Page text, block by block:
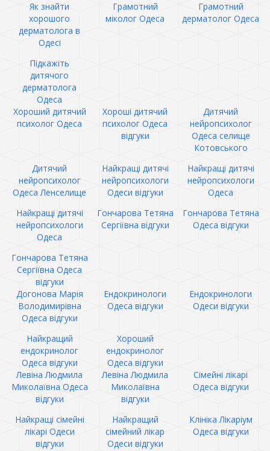
Як знайти
хорошого
дерматолога в
Одесі
Грамотний
міколог Одеса
Грамотний
дерматолог Одеса
Підкажіть
дитячого
дерматолога
Одеса
Хороший дитячий
психолог Одеса
Хороші дитячий
психолог Одеса
відгуки
Дитячий
нейропсихолог
Одеса селище
Котовського
Дитячий
нейропсихолог
Одеса Ленселище
Найкращі дитячі
нейропсихологи
Одеси відгуки
Найкращі дитячі
нейропсихологи
Одеса
Найкращі дитячі
нейропсихологи
Одеса
Гончарова Тетяна
Сергіївна відгуки
Гончарова Тетяна
Одеса відгуки
Гончарова Тетяна
Сергіївна Одеса
відгуки
Догонова Марія
Володимирівна
Одеса відгуки
Ендокринологи
Одеса відгуки
Ендокринологи
Одеси відгуки
Найкращий
ендокринолог
Одеса відгуки
Хороший
ендокринолог
Одеса відгуки
Левіна Людмила
Миколаївна Одеса
відгуки
Левіна Людмила
Миколаївна
відгуки
Сімейні лікарі
Одеса відгуки
Найкращі сімейні
лікарі Одеси
відгуки
Найкращий
сімейний лікар
Одеси відгуки
Клініка Лікаріум
Одеса відгуки